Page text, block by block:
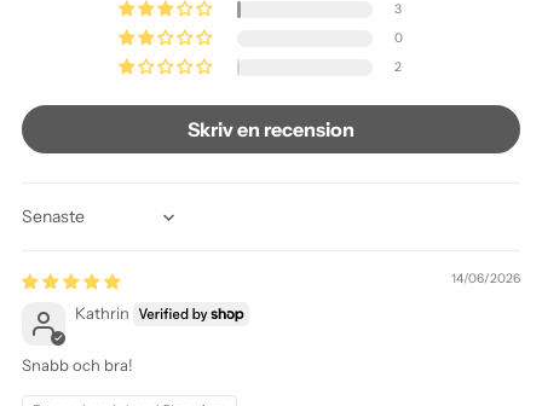
3
0
2
Skriv en recension
Sort by
14/06/2026
Kathrin
Snabb och bra!